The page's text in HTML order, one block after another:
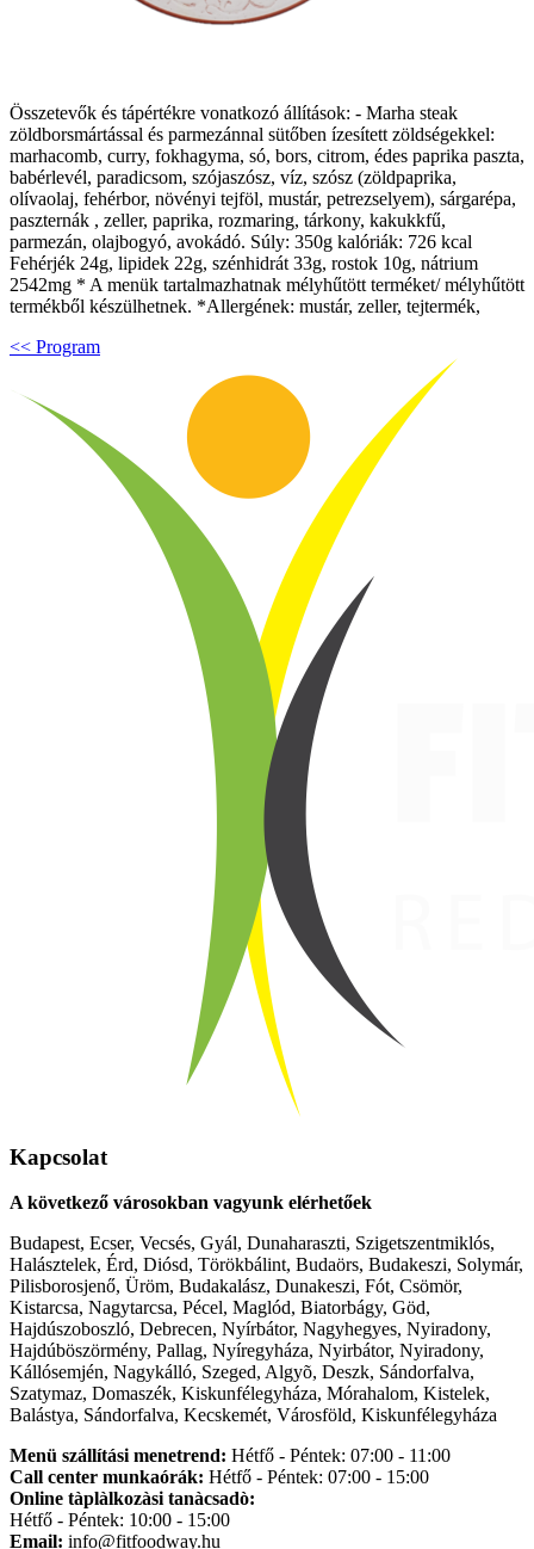
Összetevők és tápértékre vonatkozó állítások: - Marha steak
zöldborsmártással és parmezánnal sütőben ízesített zöldségekkel:
marhacomb, curry, fokhagyma, só, bors, citrom, édes paprika paszta,
babérlevél, paradicsom, szójaszósz, víz, szósz (zöldpaprika,
olívaolaj, fehérbor, növényi tejföl, mustár, petrezselyem), sárgarépa,
paszternák , zeller, paprika, rozmaring, tárkony, kakukkfű,
parmezán, olajbogyó, avokádó. Súly: 350g kalóriák: 726 kcal
Fehérjék 24g, lipidek 22g, szénhidrát 33g, rostok 10g, nátrium
2542mg * A menük tartalmazhatnak mélyhűtött terméket/ mélyhűtött
termékből készülhetnek. *Allergének: mustár, zeller, tejtermék,
<< Program
Kapcsolat
A következő városokban vagyunk elérhetőek
Budapest, Ecser, Vecsés, Gyál, Dunaharaszti, Szigetszentmiklós,
Halásztelek, Érd, Diósd, Törökbálint, Budaörs, Budakeszi, Solymár,
Pilisborosjenő, Üröm, Budakalász, Dunakeszi, Fót, Csömör,
Kistarcsa, Nagytarcsa, Pécel, Maglód, Biatorbágy, Göd,
Hajdúszoboszló, Debrecen, Nyírbátor, Nagyhegyes, Nyiradony,
Hajdúböszörmény, Pallag, Nyíregyháza, Nyirbátor, Nyiradony,
Kállósemjén, Nagykálló, Szeged, Algyõ, Deszk, Sándorfalva,
Szatymaz, Domaszék, Kiskunfélegyháza, Mórahalom, Kistelek,
Balástya, Sándorfalva, Kecskemét, Városföld, Kiskunfélegyháza
Menü szállítási menetrend: Hétfő - Péntek: 07:00 - 11:00
Call center munkaórák: Hétfő - Péntek: 07:00 - 15:00
Online tàplàlkozàsi tanàcsadò:
Hétfő - Péntek: 10:00 - 15:00
Email: info@fitfoodway.hu